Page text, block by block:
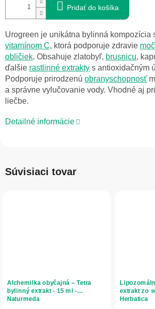
Pridať do košíka
Urogreen je unikátna bylinná kompozícia
vitamínom C, ktorá podporuje zdravie
obličiek. Obsahuje zlatobyľ, brusnicu, k
ďalšie rastlinné extrakty s antioxidačným
Podporuje prirodzenú obranyschopnosť
a správne vylučovanie vody. Vhodné aj
liečbe.
Detailné informácie
Súvisiaci tovar
Alchemilka obyčajná – Tetra
bylinný extrakt - 15 ml -
Naturmeda
extrakt zo
Herbatica